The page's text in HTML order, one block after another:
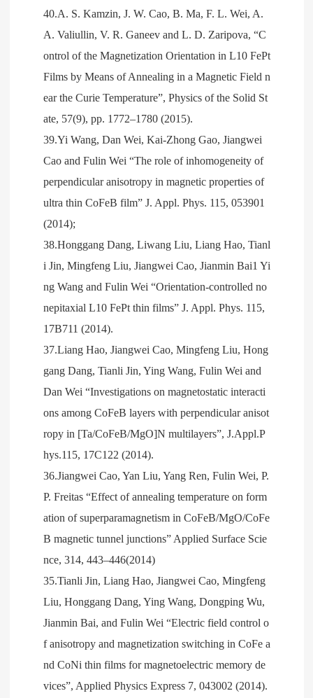
40.A. S. Kamzin, J. W. Cao, B. Ma, F. L. Wei, A.
A. Valiullin, V. R. Ganeev and L. D. Zaripova, “C
ontrol of the Magnetization Orientation in L10 FePt
Films by Means of Annealing in a Magnetic Field n
ear the Curie Temperature”, Physics of the Solid St
ate, 57(9), pp. 1772–1780 (2015).
39.Yi Wang, Dan Wei, Kai-Zhong Gao, Jiangwei
Cao and Fulin Wei “The role of inhomogeneity of
perpendicular anisotropy in magnetic properties of
ultra thin CoFeB film” J. Appl. Phys. 115, 053901
(2014);
38.Honggang Dang, Liwang Liu, Liang Hao, Tianl
i Jin, Mingfeng Liu, Jiangwei Cao, Jianmin Bai1 Yi
ng Wang and Fulin Wei “Orientation-controlled no
nepitaxial L10 FePt thin films” J. Appl. Phys. 115,
17B711 (2014).
37.Liang Hao, Jiangwei Cao, Mingfeng Liu, Hong
gang Dang, Tianli Jin, Ying Wang, Fulin Wei and
Dan Wei “Investigations on magnetostatic interacti
ons among CoFeB layers with perpendicular anisot
ropy in [Ta/CoFeB/MgO]N multilayers”, J.Appl.P
hys.115, 17C122 (2014).
36.Jiangwei Cao, Yan Liu, Yang Ren, Fulin Wei, P.
P. Freitas “Effect of annealing temperature on form
ation of superparamagnetism in CoFeB/MgO/CoFe
B magnetic tunnel junctions” Applied Surface Scie
nce, 314, 443–446(2014)
35.Tianli Jin, Liang Hao, Jiangwei Cao, Mingfeng
Liu, Honggang Dang, Ying Wang, Dongping Wu,
Jianmin Bai, and Fulin Wei “Electric field control o
f anisotropy and magnetization switching in CoFe a
nd CoNi thin films for magnetoelectric memory de
vices”, Applied Physics Express 7, 043002 (2014).